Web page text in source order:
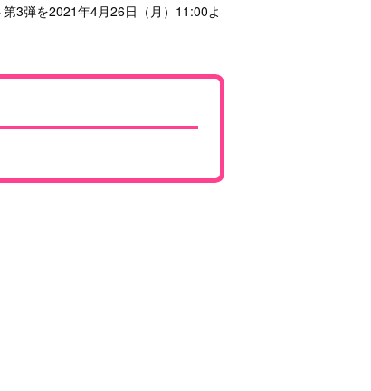
3弾を2021年4月26日（月）11:00よ